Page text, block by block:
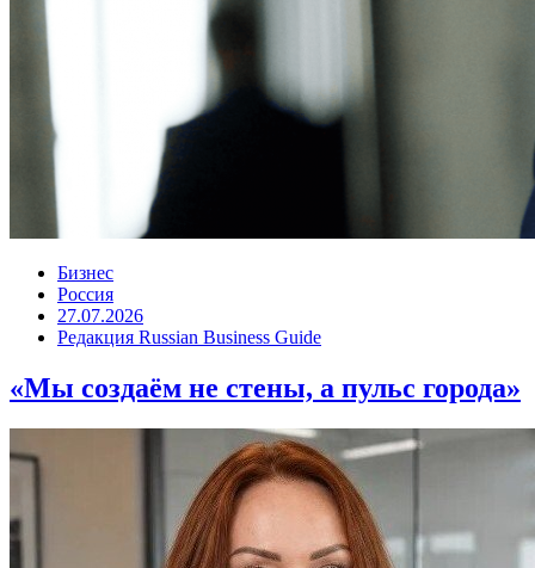
Бизнес
Россия
27.07.2026
Редакция Russian Business Guide
«Мы создаём не стены, а пульс города»